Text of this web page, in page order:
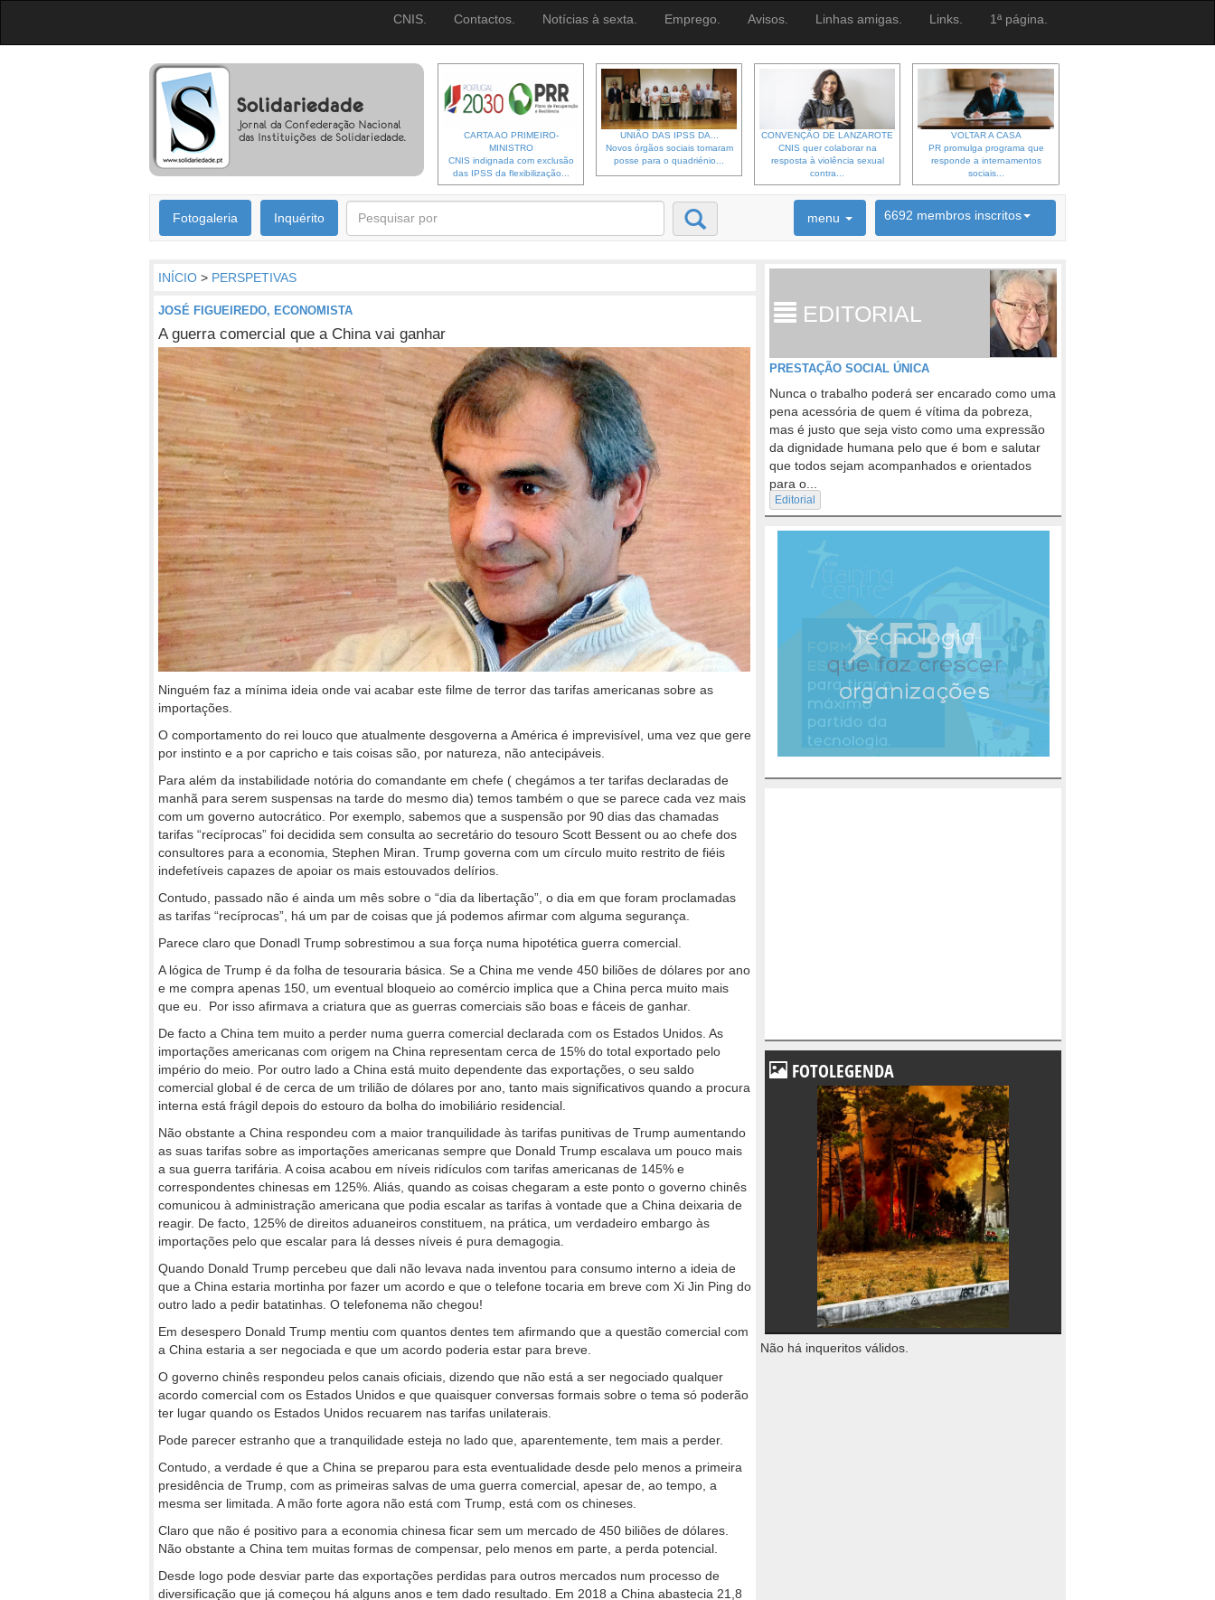
CNIS. Contactos. Notícias à sexta. Emprego. Avisos. Linhas amigas. Links. 1ª página.
CARTA AO PRIMEIRO-
MINISTRO
CNIS indignada com exclusão
das IPSS da flexibilização...
UNIÃO DAS IPSS DA...
Novos órgãos sociais tomaram
posse para o quadriénio...
CONVENÇÃO DE LANZAROTE
CNIS quer colaborar na
resposta à violência sexual
contra...
VOLTAR A CASA
PR promulga programa que
responde a internamentos
sociais...
Fotogaleria Inquérito menu 6692 membros inscritos
INÍCIO > PERSPETIVAS
JOSÉ FIGUEIREDO, ECONOMISTA
A guerra comercial que a China vai ganhar
Ninguém faz a mínima ideia onde vai acabar este filme de terror das tarifas americanas sobre as
importações.
O comportamento do rei louco que atualmente desgoverna a América é imprevisível, uma vez que gere
por instinto e a por capricho e tais coisas são, por natureza, não antecipáveis.
Para além da instabilidade notória do comandante em chefe ( chegámos a ter tarifas declaradas de
manhã para serem suspensas na tarde do mesmo dia) temos também o que se parece cada vez mais
com um governo autocrático. Por exemplo, sabemos que a suspensão por 90 dias das chamadas
tarifas “recíprocas” foi decidida sem consulta ao secretário do tesouro Scott Bessent ou ao chefe dos
consultores para a economia, Stephen Miran. Trump governa com um círculo muito restrito de fiéis
indefetíveis capazes de apoiar os mais estouvados delírios.
Contudo, passado não é ainda um mês sobre o “dia da libertação”, o dia em que foram proclamadas
as tarifas “recíprocas”, há um par de coisas que já podemos afirmar com alguma segurança.
Parece claro que Donadl Trump sobrestimou a sua força numa hipotética guerra comercial.
A lógica de Trump é da folha de tesouraria básica. Se a China me vende 450 biliões de dólares por ano
e me compra apenas 150, um eventual bloqueio ao comércio implica que a China perca muito mais
que eu. Por isso afirmava a criatura que as guerras comerciais são boas e fáceis de ganhar.
De facto a China tem muito a perder numa guerra comercial declarada com os Estados Unidos. As
importações americanas com origem na China representam cerca de 15% do total exportado pelo
império do meio. Por outro lado a China está muito dependente das exportações, o seu saldo
comercial global é de cerca de um trilião de dólares por ano, tanto mais significativos quando a procura
interna está frágil depois do estouro da bolha do imobiliário residencial.
Não obstante a China respondeu com a maior tranquilidade às tarifas punitivas de Trump aumentando
as suas tarifas sobre as importações americanas sempre que Donald Trump escalava um pouco mais
a sua guerra tarifária. A coisa acabou em níveis ridículos com tarifas americanas de 145% e
correspondentes chinesas em 125%. Aliás, quando as coisas chegaram a este ponto o governo chinês
comunicou à administração americana que podia escalar as tarifas à vontade que a China deixaria de
reagir. De facto, 125% de direitos aduaneiros constituem, na prática, um verdadeiro embargo às
importações pelo que escalar para lá desses níveis é pura demagogia.
Quando Donald Trump percebeu que dali não levava nada inventou para consumo interno a ideia de
que a China estaria mortinha por fazer um acordo e que o telefone tocaria em breve com Xi Jin Ping do
outro lado a pedir batatinhas. O telefonema não chegou!
Em desespero Donald Trump mentiu com quantos dentes tem afirmando que a questão comercial com
a China estaria a ser negociada e que um acordo poderia estar para breve.
O governo chinês respondeu pelos canais oficiais, dizendo que não está a ser negociado qualquer
acordo comercial com os Estados Unidos e que quaisquer conversas formais sobre o tema só poderão
ter lugar quando os Estados Unidos recuarem nas tarifas unilaterais.
Pode parecer estranho que a tranquilidade esteja no lado que, aparentemente, tem mais a perder.
Contudo, a verdade é que a China se preparou para esta eventualidade desde pelo menos a primeira
presidência de Trump, com as primeiras salvas de uma guerra comercial, apesar de, ao tempo, a
mesma ser limitada. A mão forte agora não está com Trump, está com os chineses.
Claro que não é positivo para a economia chinesa ficar sem um mercado de 450 biliões de dólares.
Não obstante a China tem muitas formas de compensar, pelo menos em parte, a perda potencial.
Desde logo pode desviar parte das exportações perdidas para outros mercados num processo de
diversificação que já começou há alguns anos e tem dado resultado. Em 2018 a China abastecia 21,8
EDITORIAL
PRESTAÇÃO SOCIAL ÚNICA
Nunca o trabalho poderá ser encarado como uma
pena acessória de quem é vítima da pobreza,
mas é justo que seja visto como uma expressão
da dignidade humana pelo que é bom e salutar
que todos sejam acompanhados e orientados
para o...
Editorial
FOTOLEGENDA
Não há inqueritos válidos.